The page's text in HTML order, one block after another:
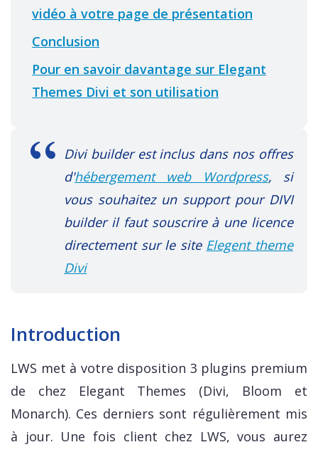
vidéo à votre page de présentation
Conclusion
Pour en savoir davantage sur Elegant
Themes Divi et son utilisation
Divi builder est inclus dans nos offres
d'hébergement web Wordpress, si
vous souhaitez un support pour DIVI
builder il faut souscrire à une licence
directement sur le site Elegent theme
Divi
Introduction
LWS met à votre disposition 3 plugins premium
de chez Elegant Themes (Divi, Bloom et
Monarch). Ces derniers sont régulièrement mis
à jour. Une fois client chez LWS, vous aurez